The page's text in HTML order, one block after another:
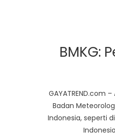
BMKG:
GAYATREND.com
Badan
Indonesia, seperti